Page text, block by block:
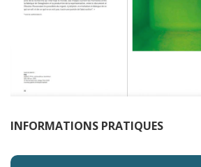
INFORMATIONS PRATIQUES